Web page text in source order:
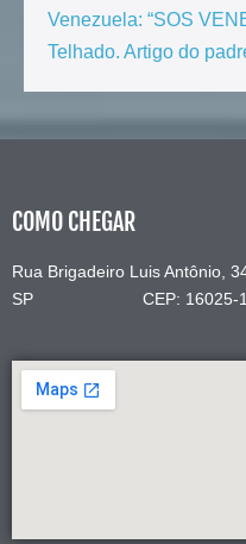
Venezuela: “SOS
Telhado. Artigo do
COMO CHEGAR
Rua Brigadeiro Luis Antônio,
SP CEP: 16025-